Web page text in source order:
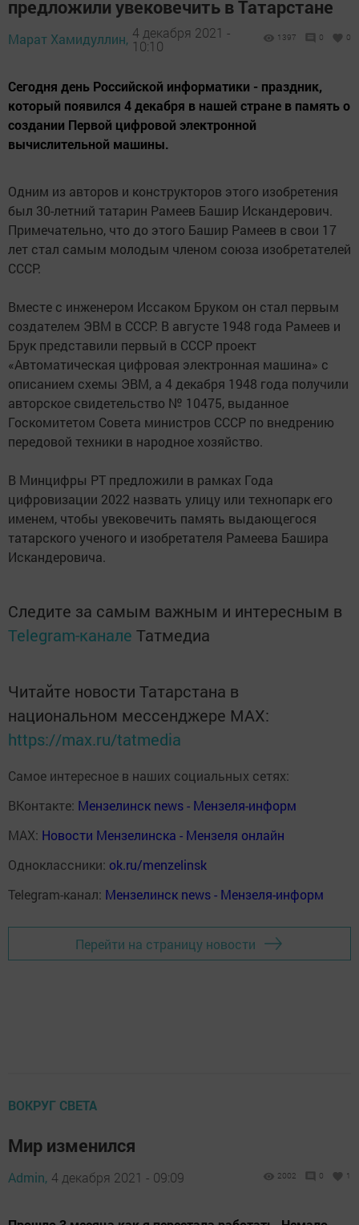
предложили увековечить в Татарстане
Марат Хамидуллин, 4 декабря 2021 -
10:10
1397 0 0
Сегодня день Российской информатики - праздник,
который появился 4 декабря в нашей стране в память о
создании Первой цифровой электронной
вычислительной машины.
Одним из авторов и конструкторов этого изобретения
был 30-летний татарин Рамеев Башир Искандерович.
Примечательно, что до этого Башир Рамеев в свои 17
лет стал самым молодым членом союза изобретателей
СССР.
Вместе с инженером Иссаком Бруком он стал первым
создателем ЭВМ в СССР. В августе 1948 года Рамеев и
Брук представили первый в СССР проект
«Автоматическая цифровая электронная машина» с
описанием схемы ЭВМ, а 4 декабря 1948 года получили
авторское свидетельство № 10475, выданное
Госкомитетом Совета министров СССР по внедрению
передовой техники в народное хозяйство.
В Минцифры РТ предложили в рамках Года
цифровизации 2022 назвать улицу или технопарк его
именем, чтобы увековечить память выдающегося
татарского ученого и изобретателя Рамеева Башира
Искандеровича.
Следите за самым важным и интересным в
Telegram-канале Татмедиа
Читайте новости Татарстана в
национальном мессенджере MАХ:
https://max.ru/tatmedia
Самое интересное в наших социальных сетях:
ВКонтакте: Мензелинск news - Мензеля-информ
MAX: Новости Мензелинска - Мензеля онлайн
Одноклассники: ok.ru/menzelinsk
Telegram-канал: Мензелинск news - Мензеля-информ
Перейти на страницу новости
ВОКРУГ СВЕТА
Мир изменился
Admin, 4 декабря 2021 - 09:09 2002 0 1